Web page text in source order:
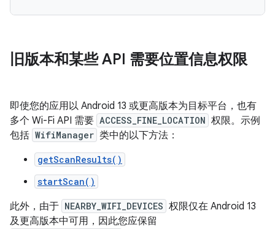
旧版本和某些 API 需要位置信息权限
即使您的应用以 Android 13 或更高版本为目标平台，也有
多个 Wi-Fi API 需要 ACCESS_FINE_LOCATION 权限。示例
包括 WifiManager 类中的以下方法：
getScanResults()
startScan()
此外，由于 NEARBY_WIFI_DEVICES 权限仅在 Android 13
及更高版本中可用，因此您应保留